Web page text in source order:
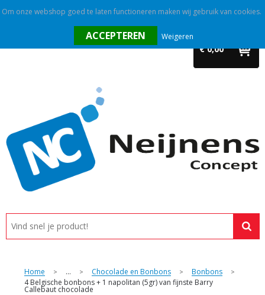
€ 0,00
Promotietextiel
Tassen
Alle categorieën
Custom made
Home > ... > Chocolade en Bonbons > Bonbons >
4 Belgische bonbons + 1 napolitan (5gr) van fijnste Barry
Callebaut chocolade
Om onze webshop goed te laten functioneren maken wij gebruik van cookies.
Weigeren